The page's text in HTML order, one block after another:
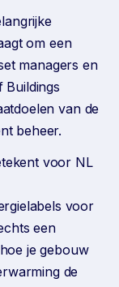
om een
managers en
van de
beheer.
voor NL
voor
een
je gebouw
de